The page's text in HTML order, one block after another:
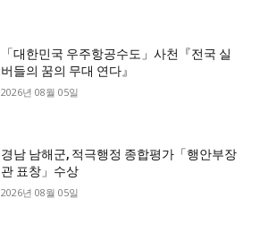
「대한민국 우주항공수도」사천『전국 실
버들의 꿈의 무대 연다』
2026년 08월 05일
경남 남해군, 적극행정 종합평가「행안부장
관 표창」수상
2026년 08월 05일